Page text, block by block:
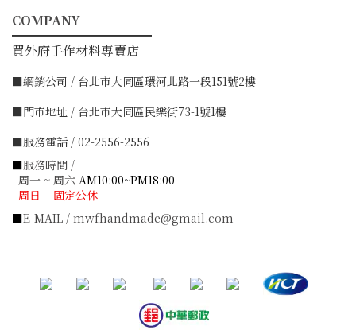
COMPANY
━━━━━━━━━━━
買外府手作材料專賣店
■網銷公司 / 台北市大同區環河北路一段151號2樓
■門市地址 / 台北市大同區民樂街73-1號1樓
■服務電話 / 02-2556-2556
■服務時間 /
周一 ~ 周六 AM10:00~PM18:00
周日 固定公休
■E-MAIL / mwfhandmade@gmail.com